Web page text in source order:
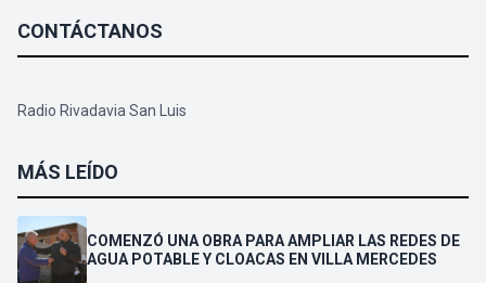
CONTÁCTANOS
Radio Rivadavia San Luis
MÁS LEÍDO
COMENZÓ UNA OBRA PARA AMPLIAR LAS REDES DE
AGUA POTABLE Y CLOACAS EN VILLA MERCEDES